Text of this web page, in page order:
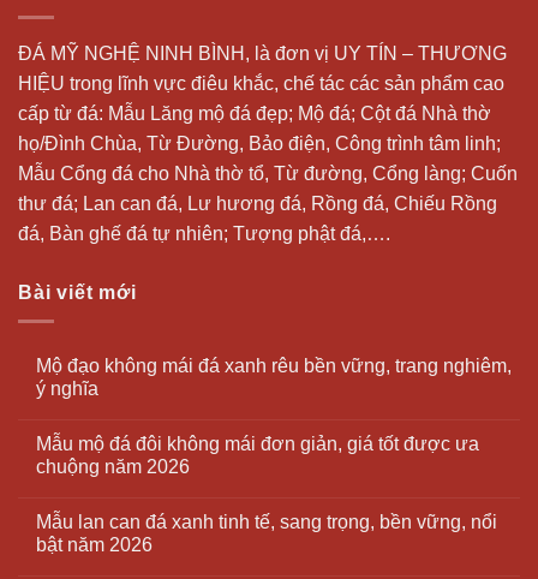
ĐÁ MỸ NGHỆ NINH BÌNH, là đơn vị UY TÍN – THƯƠNG
HIỆU trong lĩnh vực điêu khắc, chế tác các sản phẩm cao
cấp từ đá: Mẫu Lăng mộ đá đẹp; Mộ đá; Cột đá Nhà thờ
họ/Đình Chùa, Từ Đường, Bảo điện, Công trình tâm linh;
Mẫu Cổng đá cho Nhà thờ tổ, Từ đường, Cổng làng; Cuốn
thư đá; Lan can đá, Lư hương đá, Rồng đá, Chiếu Rồng
đá, Bàn ghế đá tự nhiên; Tượng phật đá,….
Bài viết mới
Mộ đạo không mái đá xanh rêu bền vững, trang nghiêm,
ý nghĩa
Mẫu mộ đá đôi không mái đơn giản, giá tốt được ưa
chuộng năm 2026
Mẫu lan can đá xanh tinh tế, sang trọng, bền vững, nổi
bật năm 2026